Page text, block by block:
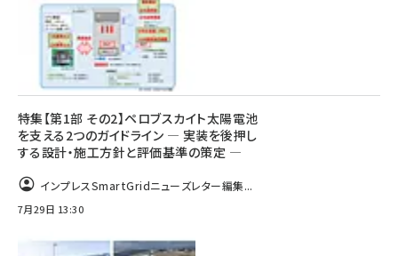
特集【第1部 その2】ペロブスカイト太陽電池
を支える2つのガイドライン ― 実装を後押し
する設計・施工方針と評価基準の策定 ―
インプレスSmartGridニューズレター編集...
7月29日 13:30